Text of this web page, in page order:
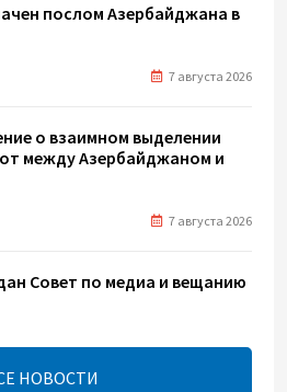
послом Азербайджана в
7 августа 2026
о взаимном выделении
между Азербайджаном и
7 августа 2026
Совет по медиа и вещанию
7 августа 2026
НОВОСТИ